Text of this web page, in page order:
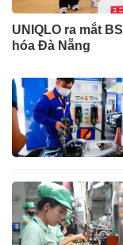
UNIQLO ra mắt
hóa Đà Nẵng